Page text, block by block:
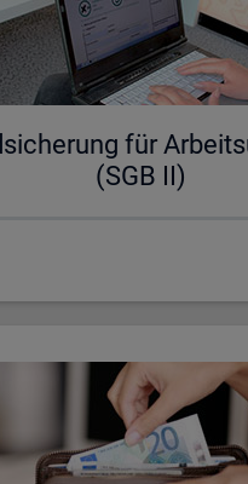
für
(SGB II)